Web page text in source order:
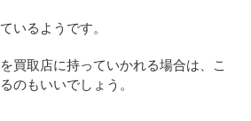
いるようです。
買取店に持っていかれる場合は、こ
のもいいでしょう。